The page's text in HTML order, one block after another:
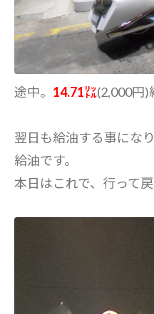
途中。 14.71㍑(2,000円)
翌日も給油する事にな
給油です。
本日はこれで、行って